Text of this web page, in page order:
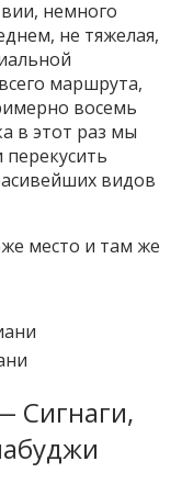
немного
не тяжелая,
маршрута,
восемь
в этот раз мы
видов
место и там же
Сигнаги,